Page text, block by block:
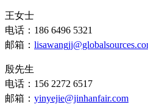
王女士
电话：186 6496 5321
邮箱：
殷先生
电话：156 2272 6517
邮箱： yinyejie@jinhanfair.com